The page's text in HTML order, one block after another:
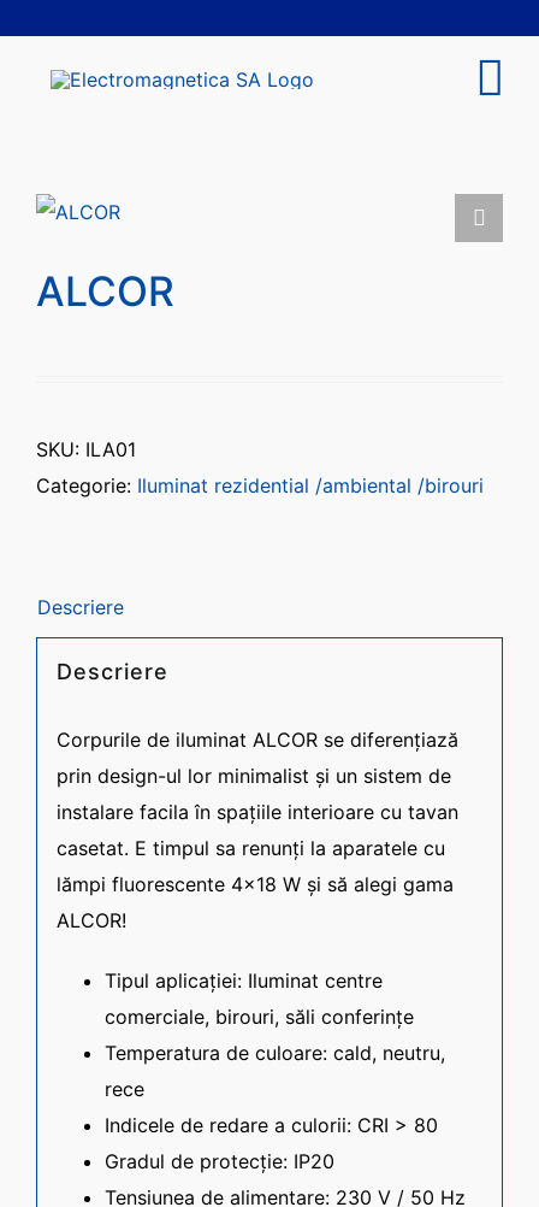
content
ÎNCHIRIERI
Română
ALCOR
SKU: ILA01
Categorie: Iluminat rezidential /ambiental /birouri
Descriere
Descriere
Corpurile de iluminat ALCOR se diferențiază
prin design-ul lor minimalist și un sistem de
instalare facila în spațiile interioare cu tavan
casetat. E timpul sa renunți la aparatele cu
lămpi fluorescente 4×18 W și să alegi gama
ALCOR!
Tipul aplicației: Iluminat centre
comerciale, birouri, săli conferințe
Temperatura de culoare: cald, neutru,
rece
Indicele de redare a culorii: CRI > 80
Gradul de protecție: IP20
Tensiunea de alimentare: 230 V / 50 Hz